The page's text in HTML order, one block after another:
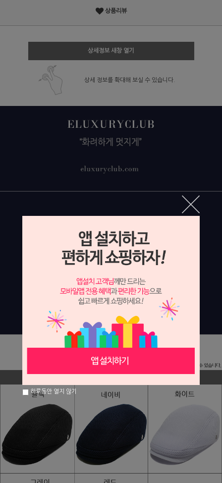
상품리뷰
상세정보 새창 열기
상세 정보를 확대해 보실 수 있습니다.
하루동안 열지 않기